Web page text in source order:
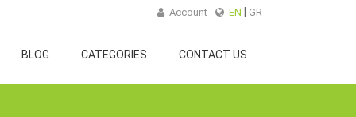
Account EN GR
BLOG CATEGORIES CONTACT US